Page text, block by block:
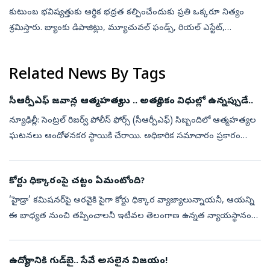
కుటుంబ భవిష్యత్తుకు ఆర్థిక భద్రత కల్పించేందుకు ప్రతి ఒక్కరూ నిత్యం
శ్రమిస్తారు. బ్యాంకు డిపాజిట్లు, మ్యూచువల్ ఫండ్స్, రియల్ ఎస్టేట్,
Related News By Tags
సీఆర్పీఎఫ్ జవాన్ల ఆత్మహత్యలు .. అత్యధికం విధుల్లో ఉన్నప్పుడే..
న్యూఢిల్లీ: సెంట్రల్ రిజర్వ్ పోలీస్ ఫోర్స్ (సీఆర్పీఎఫ్) సిబ్బందిలో ఆత్మహత్యల
ఘటనలు ఆందోళనకర స్థాయికి చేరాయి. అధికారిక సమాచారం ప్రకారం
కోర్టు ధిక్కారంపై చట్టం ఏమంటోంది?
‘హైడ్రా’ కమిషనర్‌పై అరవైకి పైగా కోర్టు ధిక్కార వ్యాజ్యాలున్నాయనీ, ఆయన్ని
ఈ బాధ్యత నుంచి తప్పించాలనీ ఇటీవల తెలంగాణ ఉన్నత న్యాయస్థానం
ఉద్యోగానికి గుడ్‌బై.. సేవే అసలైన విజయం!